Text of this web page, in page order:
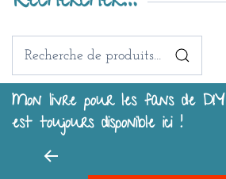
Recherche
Mon livre pour les fans de DIY
est toujours disponible ici !